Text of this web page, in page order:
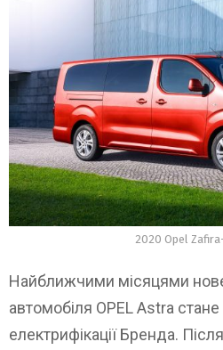
2020 Opel
Найближчими місяцями
автомобіля OPEL Astra
електрифікації Бренда.